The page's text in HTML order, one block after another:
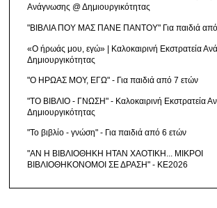
Ανάγνωσης @ Δημιουργικότητας
"ΒΙΒΛΙΑ ΠΟΥ ΜΑΣ ΠΑΝΕ ΠΑΝΤΟΥ" Για παιδιά
«Ο ήρωάς μου, εγώ» | Καλοκαιρινή Εκστρατεία
Δημιουργικότητας
"Ο ΗΡΩΑΣ ΜΟΥ, ΕΓΩ" - Για παιδιά από 7 ετών
"ΤΟ ΒΙΒΛΙΟ - ΓΝΩΣΗ" - Καλοκαιρινή Εκστρατεία
Δημιουργικότητας
"Το βιβλίο - γνώση" - Για παιδιά από 6 ετών
"ΑΝ Η ΒΙΒΛΙΟΘΗΚΗ ΗΤΑΝ ΧΑΟΤΙΚΗ... ΜΙΚΡΟΙ
ΒΙΒΛΙΟΘΗΚΟΝΟΜΟΙ ΣΕ ΔΡΑΣΗ" - ΚΕ2026